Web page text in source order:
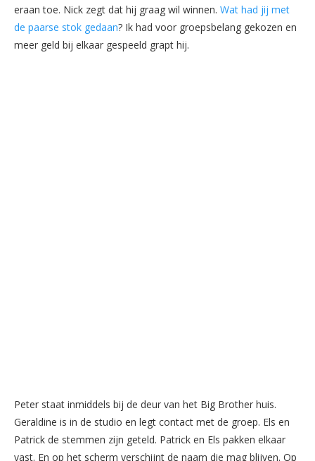
eraan toe. Nick zegt dat hij graag wil winnen. Wat had jij met
de paarse stok gedaan? Ik had voor groepsbelang gekozen en
meer geld bij elkaar gespeeld grapt hij.
Peter staat inmiddels bij de deur van het Big Brother huis.
Geraldine is in de studio en legt contact met de groep. Els en
Patrick de stemmen zijn geteld. Patrick en Els pakken elkaar
vast. En op het scherm verschijnt de naam die mag blijven. Op